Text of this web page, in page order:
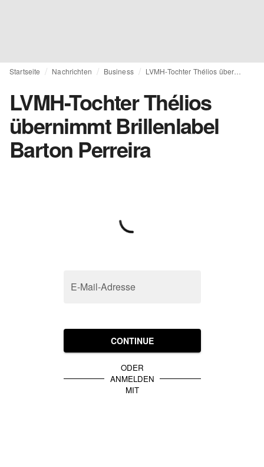
Startseite Nachrichten Business
LVMH-Tochter Thélios
übernimmt Brillenlabel
Barton Perreira
E-Mail-Adresse
CONTINUE
ODER
ANMELDEN
MIT